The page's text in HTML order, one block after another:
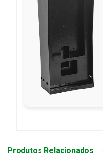
Produtos Relacionados